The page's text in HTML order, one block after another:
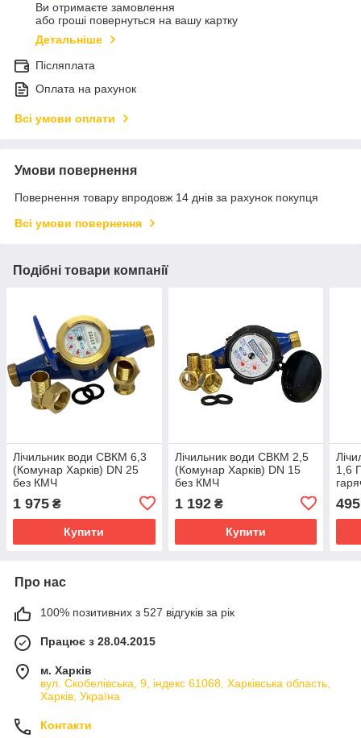
Ви отримаєте замовлення
або гроші повернуться на вашу картку
Детальніше
Післяплата
Оплата на рахунок
Всі умови оплати
Умови повернення
Повернення товару впродовж 14 днів за рахунок покупця
Всі умови повернення
Подібні товари компанії
Лічильник води СВКМ 6,3
(Комунар Харків) DN 25
без КМЧ
1 975 ₴
Купити
Лічильник води СВКМ 2,5
(Комунар Харків) DN 15
без КМЧ
1 192₴
Купити
1,6
495
Про нас
100% позитивних з 527 відгуків за рік
Працює з 28.04.2015
м. Харків
вул. Скобелівська, 9, індекс 61068, Харківська область,
Харків, Україна
Контакти